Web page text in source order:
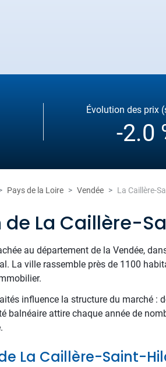
Évolution des prix
-2.0
Pays de la Loire Vendée La Caillère-
de La Caillère-
au département de la Vendée,
La ville rassemble près de 1100
influence la structure du marché
balnéaire attire chaque année de
La Caillère-Saint-